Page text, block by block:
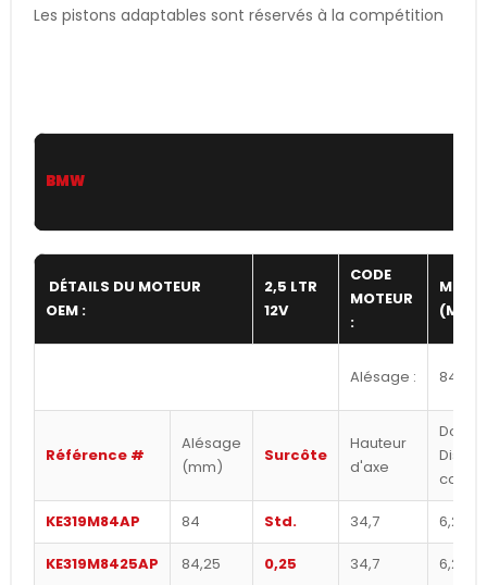
Les pistons adaptables sont réservés à la compétition
BMW
DÉTAILS DU MOTEUR
OEM :
2,5 LTR
12V
CODE
MOTEUR
:
(M1Z7)
Alésage : 84,00
Référence #
Alésage
(mm)
Surcôte
Hauteur
d'axe
Dome
Dish
cc's
KE319M84AP 84 Std. 34,7 6,2
KE319M8425AP 84,25 0,25 34,7 6,2